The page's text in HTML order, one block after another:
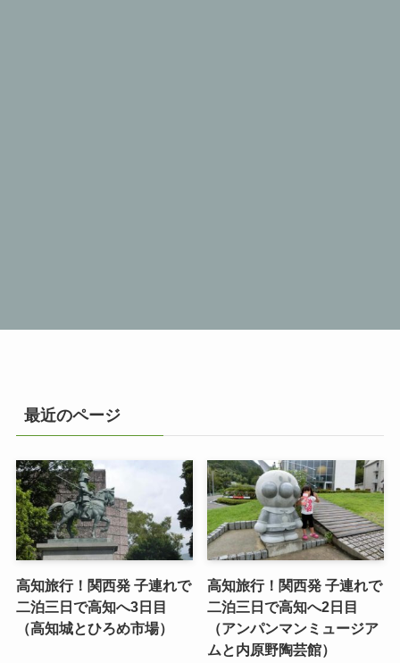
最近のページ
高知旅行！関西発 子連れで
二泊三日で高知へ3日目
（高知城とひろめ市場）
高知旅行！関西発 子連れで
二泊三日で高知へ2日目
（アンパンマンミュージア
ムと内原野陶芸館）